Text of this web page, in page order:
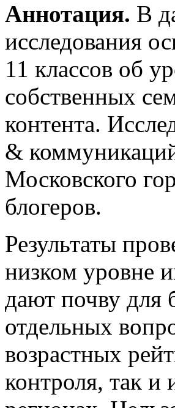
Аннотация. В
исследования
11 классов об
собственных
контента.
&
Московского
блогеров.
Результаты
низком уровне
дают почву для
отдельных
возрастных
контроля, так и